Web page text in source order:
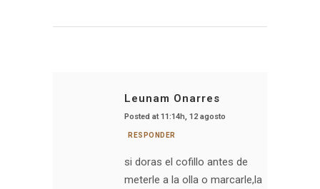
Leunam Onarres
Posted at 11:14h, 12 agosto
RESPONDER
si doras el cofillo antes de
meterle a la olla o marcarle,la